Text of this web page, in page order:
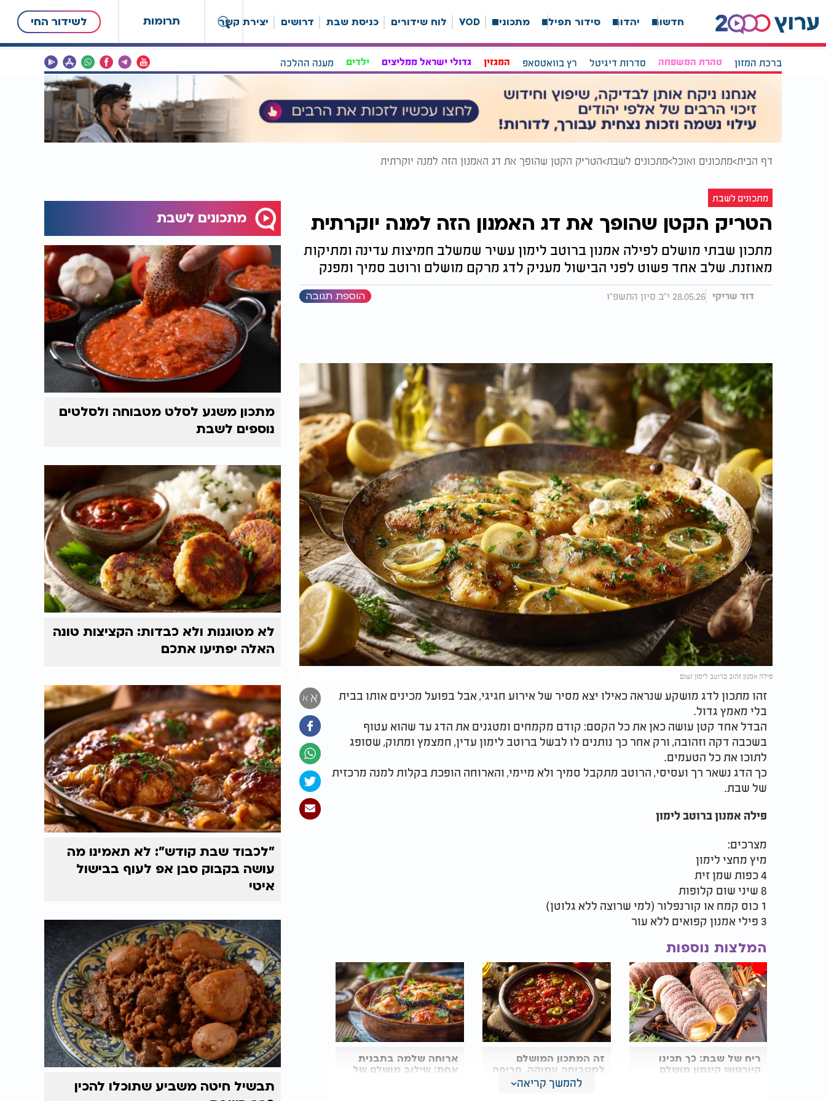
תרומות לשידור החי חדשות יהדות סידור תפילה מתכונים VOD לוח שידורים כניסת שבת דרושים יצירת קשר
ברכת המזון טהרת המשפחה סדרות דיגיטל רץ בוואטסאפ המגזין גדולי ישראל ממליצים ילדים מענה ההלכה
דף הבית מתכונים ואוכל מתכונים לשבת הטריק הקטן שהופך את דג האמנון הזה למנה יוקרתית
מתכונים לשבת
הטריק הקטן שהופך את דג האמנון הזה למנה יוקרתית
מתכון שבתי מושלם לפילה אמנון ברוטב לימון עשיר שמשלב חמיצות עדינה ומתיקות
מאוזנת. שלב אחד פשוט לפני הבישול מעניק לדג מרקם מושלם ורוטב סמיך ומפנק
דוד שריקי 28.05.26 י"ב סיון התשפ"ו הוספת תגובה
פילה אמנון זהוב ברוטב לימון ושום
א א
זהו מתכון לדג מושקע שנראה כאילו יצא מסיר של אירוע חגיגי, אבל בפועל מכינים אותו בבית
בלי מאמץ גדול.
הבדל אחד קטן עושה כאן את כל הקסם: קודם מקמחים ומטגנים את הדג עד שהוא עטוף
בשכבה דקה וזהובה, ורק אחר כך נותנים לו לבשל ברוטב לימון עדין, חמצמץ ומתוק, שסופג
לתוכו את כל הטעמים.
כך הדג נשאר רך ועסיסי, הרוטב מתקבל סמיך ולא מיימי, והארוחה הופכת בקלות למנה מרכזית
של שבת.
פילה אמנון ברוטב לימון
מצרכים:
מיץ מחצי לימון
4 כפות שמן זית
8 שיני שום קלופות
1 כוס קמח או קורנפלור (למי שרוצה ללא גלוטן)
3 פילי אמנון קפואים ללא עור
המלצות נוספות
ריח של שבת: כך תכינו
קיורטוש קינמון מושלם
זה המתכון המושלם
למטבוחה עמוקה, חריפה
ומנחמת
ארוחה שלמה בתבנית
אחת: שילוב מושלם של
להמשך קריאה
מתכונים לשבת
מתכון משגע לסלט מטבוחה ולסלטים
נוספים לשבת
לא מטוגנות ולא כבדות: הקציצות טונה
האלה יפתיעו אתכם
"לכבוד שבת קודש": לא תאמינו מה
עושה בקבוק סבן אפ לעוף בבישול
איטי
תבשיל חיטה משביע שתוכלו להכין